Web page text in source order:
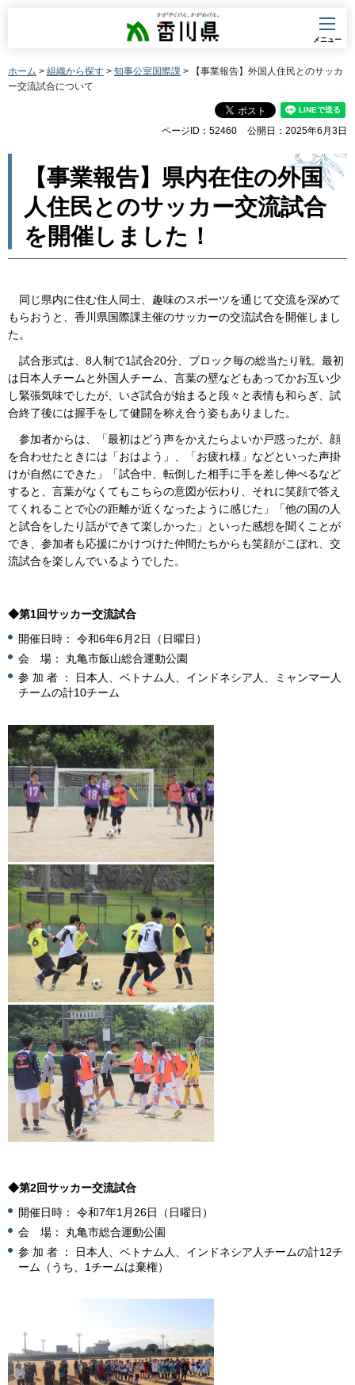
香川県
メニュー
ホーム > 組織から探す > 知事公室国際課 > 【事業報告】外国人住民とのサッカ
ー交流試合について
ページID：52460 公開日：2025年6月3日
【事業報告】県内在住の外国
人住民とのサッカー交流試合
を開催しました！
同じ県内に住む住人同士、趣味のスポーツを通じて交流を深めて
もらおうと、香川県国際課主催のサッカーの交流試合を開催しまし
た。
試合形式は、8人制で1試合20分、ブロック毎の総当たり戦。最初
は日本人チームと外国人チーム、言葉の壁などもあってかお互い少
し緊張気味でしたが、いざ試合が始まると段々と表情も和らぎ、試
合終了後には握手をして健闘を称え合う姿もありました。
参加者からは、「最初はどう声をかえたらよいか戸惑ったが、顔
を合わせたときには「おはよう」、「お疲れ様」などといった声掛
けが自然にできた」「試合中、転倒した相手に手を差し伸べるなど
すると、言葉がなくてもこちらの意図が伝わり、それに笑顔で答え
てくれることで心の距離が近くなったように感じた」「他の国の人
と試合をしたり話ができて楽しかった」といった感想を聞くことが
でき、参加者も応援にかけつけた仲間たちからも笑顔がこぼれ、交
流試合を楽しんでいるようでした。
◆第1回サッカー交流試合
開催日時： 令和6年6月2日（日曜日）
会 場： 丸亀市飯山総合運動公園
参 加 者 ： 日本人、ベトナム人、インドネシア人、ミャンマー人
チームの計10チーム
◆第2回サッカー交流試合
開催日時： 令和7年1月26日（日曜日）
会 場： 丸亀市総合運動公園
参 加 者 ： 日本人、ベトナム人、インドネシア人チームの計12チ
ーム（うち、1チームは棄権）